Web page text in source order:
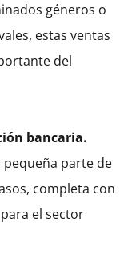
géneros o
estas ventas
del
bancaria.
parte de
completa con
el sector